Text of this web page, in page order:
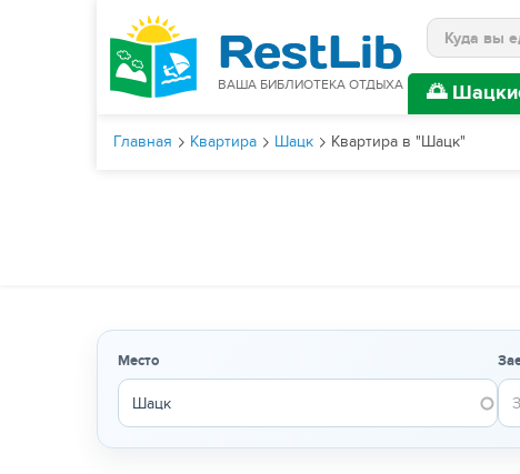
ВАША БИБЛИОТЕКА ОТДЫХА
Поиск
🌅
Главная Квартира Шацк Квартира в "Шацк"
Место